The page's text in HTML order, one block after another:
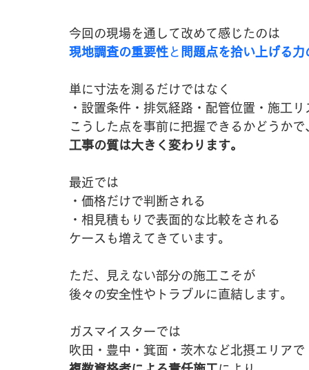
今回の現場を通して改めて感じたのは
現地調査の重要性 と 問題点を拾い上げる力
単に寸法を測るだけではなく
・設置条件・排気経路・配管位置・施工リ
こうした点を事前に把握できるかどうかで
工事の質は大きく変わります。
最近では
・価格だけで判断される
・相見積もりで表面的な比較をされる
ケースも増えてきています。
ただ、見えない部分の施工こそが
後々の安全性やトラブルに直結します。
ガスマイスターでは
吹田・豊中・箕面・茨木など北摂エリアで